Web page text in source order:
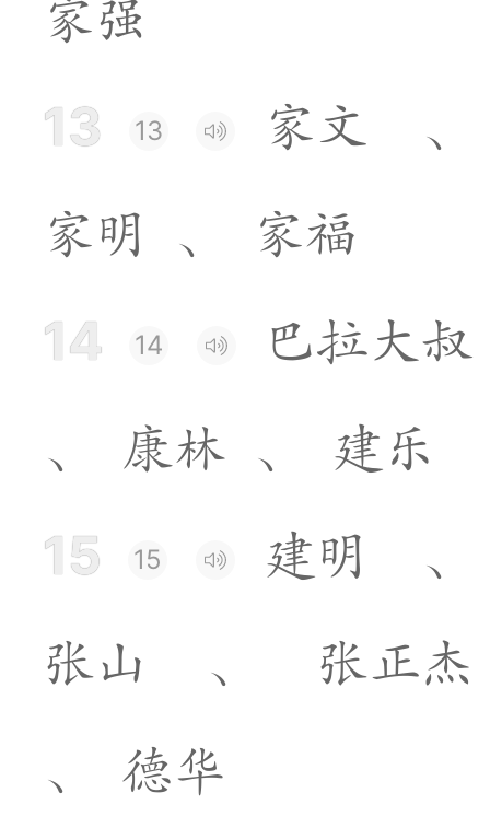
家强
13 13 家文
、
家明 、 家福
14 14 巴拉大叔
、
康林 、 建 乐
15 15 建明
、
张山 、 张正杰
、
德华